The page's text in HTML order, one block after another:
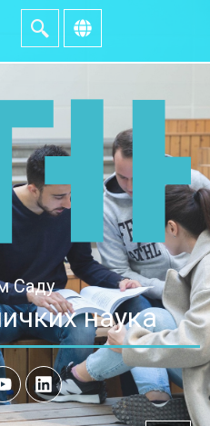
Саду
наука